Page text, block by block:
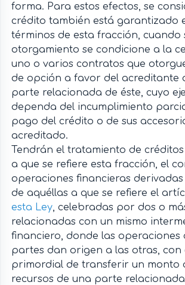
forma. Para estos efectos, se
crédito también está garantizado
términos de esta fracción, cuando
otorgamiento se condicione a la
uno o varios contratos que
de opción a favor del acreditante
parte relacionada de éste, cuyo
dependa del incumplimiento
pago del crédito o de sus
acreditado.
Tendrán el tratamiento de
a que se refiere esta fracción, el
operaciones financieras
de aquéllas a que se refiere el
esta Ley, celebradas por dos o
relacionadas con un mismo
financiero, donde las operaciones
partes dan origen a las otras, con
primordial de transferir un monto
recursos de una parte